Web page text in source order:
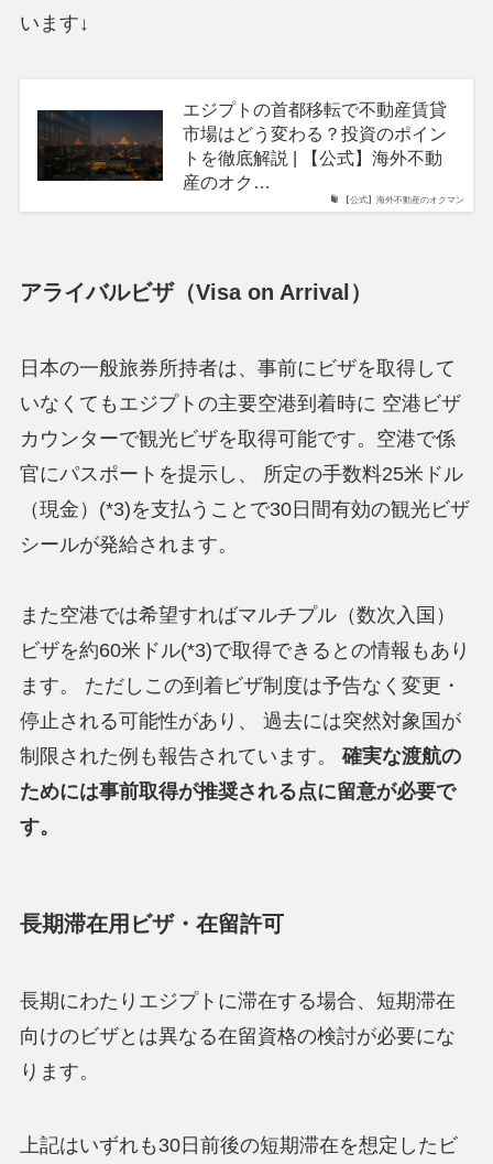
います↓
【公式】海外不動産のオクマン
エジプトの首都移転で不動産賃貸
市場はどう変わる？投資のポイン
トを徹底解説 | 【公式】海外不動
産のオク…
アライバルビザ（Visa on Arrival）
日本の一般旅券所持者は、事前にビザを取得して
いなくてもエジプトの主要空港到着時に 空港ビザ
カウンターで観光ビザを取得可能です。空港で係
官にパスポートを提示し、 所定の手数料25米ドル
（現金）(*3)を支払うことで30日間有効の観光ビザ
シールが発給されます。
また空港では希望すればマルチプル（数次入国）
ビザを約60米ドル(*3)で取得できるとの情報もあり
ます。 ただしこの到着ビザ制度は予告なく変更・
停止される可能性があり、 過去には突然対象国が
制限された例も報告されています。 確実な渡航の
ためには事前取得が推奨される点に留意が必要で
す。
長期滞在用ビザ・在留許可
長期にわたりエジプトに滞在する場合、短期滞在
向けのビザとは異なる在留資格の検討が必要にな
ります。
上記はいずれも30日前後の短期滞在を想定したビ